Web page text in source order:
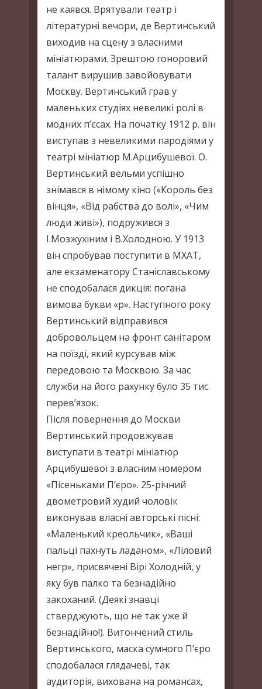
не каявся. Врятували театр і
літературні вечори, де Вертинський
виходив на сцену з власними
мініатюрами. Зрештою гоноровий
талант вирушив завойовувати
Москву. Вертинський грав у
маленьких студіях невеликі ролі в
модних п’єсах. На початку 1912 р. він
виступав з невеликими пародіями у
театрі мініатюр М.Арцибушевої. О.
Вертинський вельми успішно
знімався в німому кіно («Король без
вінця», «Від рабства до волі», «Чим
люди живі»), подружився з
І.Мозжухіним і В.Холодною. У 1913
він спробував поступити в МХАТ,
але екзаменатору Станіславському
не сподобалася дикція: погана
вимова букви «р». Наступного року
Вертинський відправився
добровольцем на фронт санітаром
на поїзді, який курсував між
передовою та Москвою. За час
служби на його рахунку було 35 тис.
перев’язок.
Після повернення до Москви
Вертинський продовжував
виступати в театрі мініатюр
Арцибушевої з власним номером
«Пісеньками П’єро». 25-річний
двометровий худий чоловік
виконував власні авторські пісні:
«Маленький креольчик», «Ваші
пальці пахнуть ладаном», «Ліловий
негр», присвячені Вірі Холодній, у
яку був палко та безнадійно
закоханий. (Деякі знавці
стверджують, що не так уже й
безнадійно!). Витончений стиль
Вертинського, маска сумного П’єро
сподобалася глядачеві, так
аудиторія, вихована на романсах,